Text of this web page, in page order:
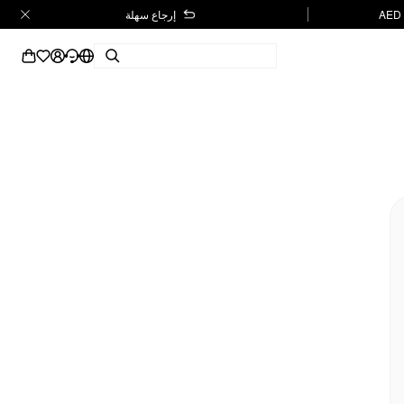
إرجاع سهلة